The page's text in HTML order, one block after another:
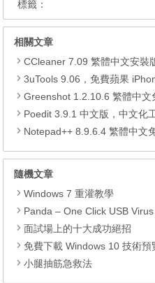
標籤：
相關文章
CCleaner 7.09 繁體中文安裝
3uTools 9.06，免費蘋果 iPhone /
Greenshot 1.2.10.6 繁體中文免安
Poedit 3.9.1 中文版，中文化
Notepad++ 8.9.6.4 繁體中文
隨機文章
Windows 7 重灌教學
Panda – One Click USB
面試場上的十大成功絕招
免費下載 Windows 10 技術預覽版
小腿抽筋急救法